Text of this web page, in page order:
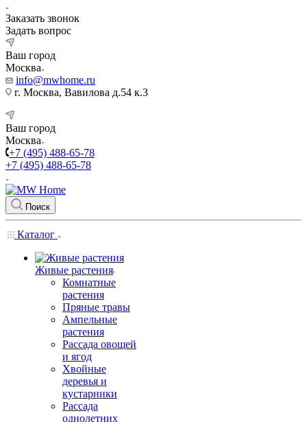
Заказать звонок
Задать вопрос
Ваш город
Москва
info@mwhome.ru
г. Москва, Вавилова д.54 к.3
Ваш город
Москва
+7 (495) 488-65-78
+7 (495) 488-65-78
Поиск
Каталог
Живые растения
Комнатные
растения
Пряные травы
Ампельные
растения
Рассада овощей
и ягод
Хвойные
деревья и
кустарники
Рассада
однолетних